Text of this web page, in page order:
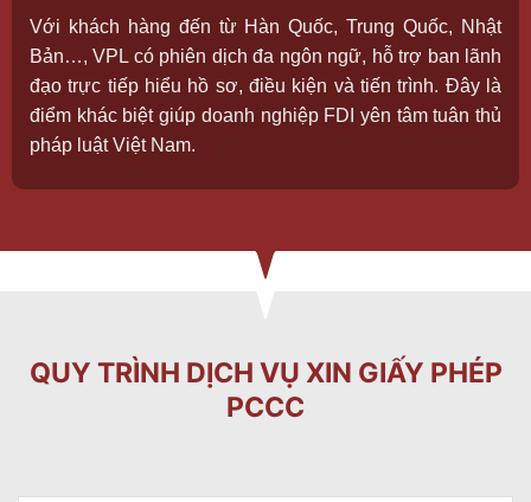
Với khách hàng đến từ Hàn Quốc, Trung Quốc, Nhật
Bản…, VPL có phiên dịch đa ngôn ngữ, hỗ trợ ban lãnh
đạo trực tiếp hiểu hồ sơ, điều kiện và tiến trình. Đây là
điểm khác biệt giúp doanh nghiệp FDI yên tâm tuân thủ
pháp luật Việt Nam.
QUY TRÌNH DỊCH VỤ XIN GIẤY PHÉP
PCCC